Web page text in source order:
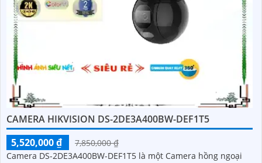
CAMERA HIKVISION DS-2DE3A400BW-DEF1T5
5,520,000 ₫
7,850,000 ₫
Camera DS-2DE3A400BW-DEF1T5 là một Camera hồng ngoại